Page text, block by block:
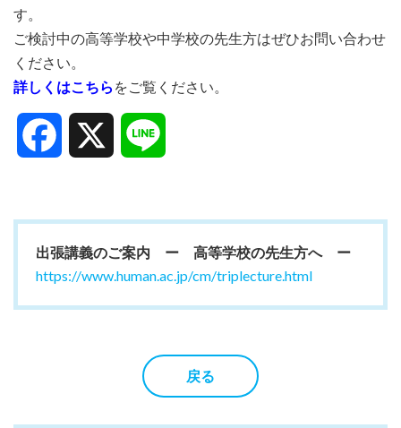
す。
ご検討中の高等学校や中学校の先生方はぜひお問い合わせ
ください。
詳しくはこちら をご覧ください。
Facebook
出張講義のご案内 ー 高等学校の先生方へ ー
https://www.human.ac.jp/cm/triplecture.html
戻る